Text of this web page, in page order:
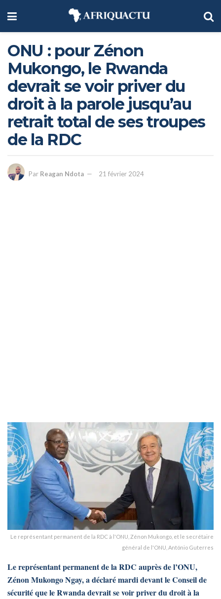
ONU : pour Zénon
Mukongo, le Rwanda
devrait se voir priver du
droit à la parole jusqu’au
retrait total de ses troupes
de la RDC
Par Reagan Ndota 21 février 2024
Le représentant permanent de la RDC à l'ONU, Zénon Mukongo, et le secrétaire
général de l'ONU, António Guterres
Le représentant permanent de la RDC auprès de l’ONU,
Zénon Mukongo Ngay, a déclaré mardi devant le Conseil de
sécurité que le Rwanda devrait se voir priver du droit à la